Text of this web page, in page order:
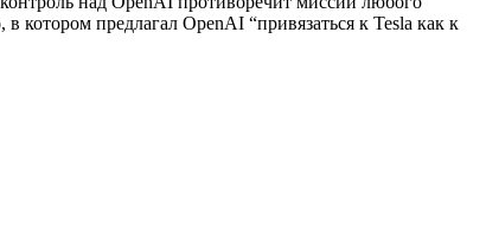
котором предлагал OpenAI “привязаться к Tesla как к